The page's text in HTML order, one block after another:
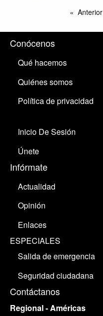
Anterior
Conócenos
Qué hacemos
Quiénes somos
Política de privacidad
Inicio De Sesión
Únete
Infórmate
Actualidad
Opinión
Enlaces
ESPECIALES
Salida de emergencia
Seguridad ciudadana
Contáctanos
Regional - Américas